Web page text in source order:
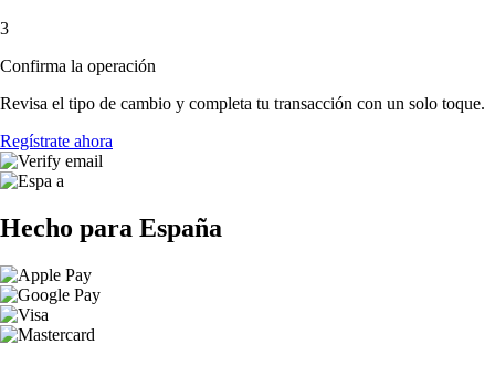
3
Confirma la operación
Revisa el tipo de cambio y completa tu transacción con un solo toque.
Regístrate ahora
Hecho para España